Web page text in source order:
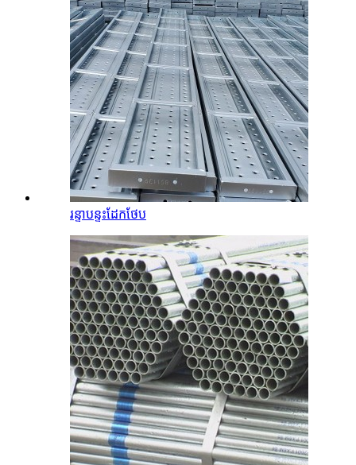
រន្ទាបន្ទះដែកថែប